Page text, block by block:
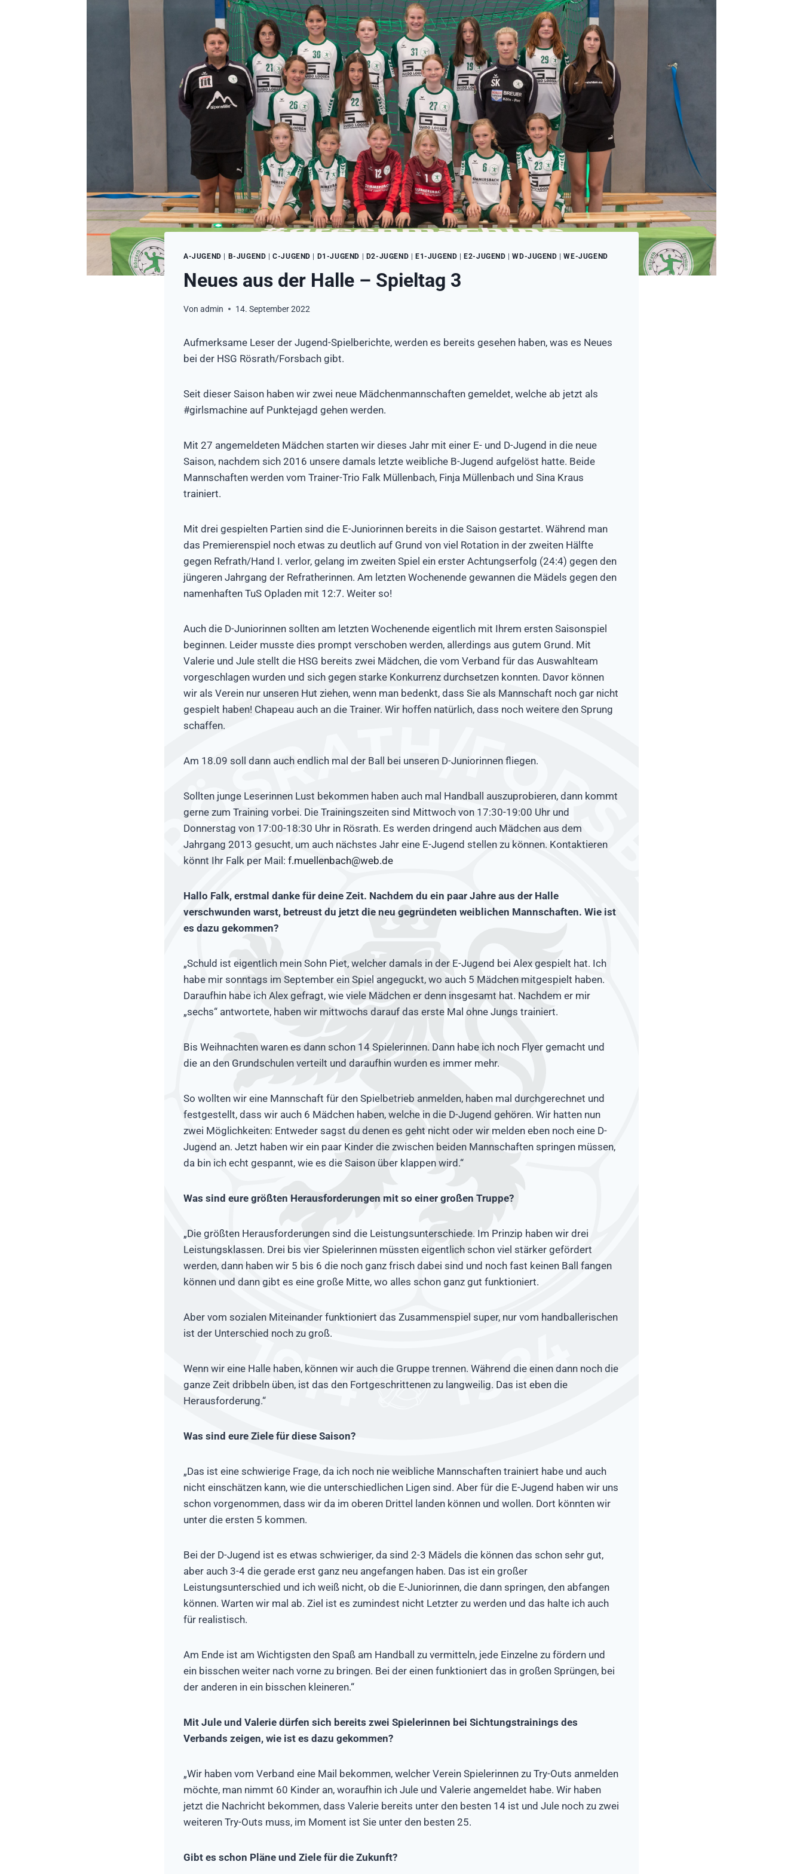
A-JUGEND B-JUGEND |C-JUGEND D1-JUGEND D2-JUGEND E1-JUGEND E2-JUGEND |WD-JUGEND |WE-JUGEND
Neues aus der Halle – Spieltag 3
Von admin 14. September 2022
Aufmerksame Leser der Jugend-Spielberichte, werden es bereits gesehen haben, was es Neues
bei der HSG Rösrath/Forsbach gibt.
Seit dieser Saison haben wir zwei neue Mädchenmannschaften gemeldet, welche ab jetzt als
#girlsmachine auf Punktejagd gehen werden.
Mit 27 angemeldeten Mädchen starten wir dieses Jahr mit einer E- und D-Jugend in die neue
Saison, nachdem sich 2016 unsere damals letzte weibliche B-Jugend aufgelöst hatte. Beide
Mannschaften werden vom Trainer-Trio Falk Müllenbach, Finja Müllenbach und Sina Kraus
trainiert.
Mit drei gespielten Partien sind die E-Juniorinnen bereits in die Saison gestartet. Während man
das Premierenspiel noch etwas zu deutlich auf Grund von viel Rotation in der zweiten Hälfte
gegen Refrath/Hand I. verlor, gelang im zweiten Spiel ein erster Achtungserfolg (24:4) gegen den
jüngeren Jahrgang der Refratherinnen. Am letzten Wochenende gewannen die Mädels gegen den
namenhaften TuS Opladen mit 12:7. Weiter so!
Auch die D-Juniorinnen sollten am letzten Wochenende eigentlich mit Ihrem ersten Saisonspiel
beginnen. Leider musste dies prompt verschoben werden, allerdings aus gutem Grund. Mit
Valerie und Jule stellt die HSG bereits zwei Mädchen, die vom Verband für das Auswahlteam
vorgeschlagen wurden und sich gegen starke Konkurrenz durchsetzen konnten. Davor können
wir als Verein nur unseren Hut ziehen, wenn man bedenkt, dass Sie als Mannschaft noch gar nicht
gespielt haben! Chapeau auch an die Trainer. Wir hoffen natürlich, dass noch weitere den Sprung
schaffen.
Am 18.09 soll dann auch endlich mal der Ball bei unseren D-Juniorinnen fliegen.
Sollten junge Leserinnen Lust bekommen haben auch mal Handball auszuprobieren, dann kommt
gerne zum Training vorbei. Die Trainingszeiten sind Mittwoch von 17:30-19:00 Uhr und
Donnerstag von 17:00-18:30 Uhr in Rösrath. Es werden dringend auch Mädchen aus dem
Jahrgang 2013 gesucht, um auch nächstes Jahr eine E-Jugend stellen zu können. Kontaktieren
könnt Ihr Falk per Mail: f.muellenbach@web.de
Hallo Falk, erstmal danke für deine Zeit. Nachdem du ein paar Jahre aus der Halle
verschwunden warst, betreust du jetzt die neu gegründeten weiblichen Mannschaften. Wie ist
es dazu gekommen?
„Schuld ist eigentlich mein Sohn Piet, welcher damals in der E-Jugend bei Alex gespielt hat. Ich
habe mir sonntags im September ein Spiel angeguckt, wo auch 5 Mädchen mitgespielt haben.
Daraufhin habe ich Alex gefragt, wie viele Mädchen er denn insgesamt hat. Nachdem er mir
„sechs“ antwortete, haben wir mittwochs darauf das erste Mal ohne Jungs trainiert.
Bis Weihnachten waren es dann schon 14 Spielerinnen. Dann habe ich noch Flyer gemacht und
die an den Grundschulen verteilt und daraufhin wurden es immer mehr.
So wollten wir eine Mannschaft für den Spielbetrieb anmelden, haben mal durchgerechnet und
festgestellt, dass wir auch 6 Mädchen haben, welche in die D-Jugend gehören. Wir hatten nun
zwei Möglichkeiten: Entweder sagst du denen es geht nicht oder wir melden eben noch eine D-
Jugend an. Jetzt haben wir ein paar Kinder die zwischen beiden Mannschaften springen müssen,
da bin ich echt gespannt, wie es die Saison über klappen wird.“
Was sind eure größten Herausforderungen mit so einer großen Truppe?
„Die größten Herausforderungen sind die Leistungsunterschiede. Im Prinzip haben wir drei
Leistungsklassen. Drei bis vier Spielerinnen müssten eigentlich schon viel stärker gefördert
werden, dann haben wir 5 bis 6 die noch ganz frisch dabei sind und noch fast keinen Ball fangen
können und dann gibt es eine große Mitte, wo alles schon ganz gut funktioniert.
Aber vom sozialen Miteinander funktioniert das Zusammenspiel super, nur vom handballerischen
ist der Unterschied noch zu groß.
Wenn wir eine Halle haben, können wir auch die Gruppe trennen. Während die einen dann noch die
ganze Zeit dribbeln üben, ist das den Fortgeschrittenen zu langweilig. Das ist eben die
Herausforderung.“
Was sind eure Ziele für diese Saison?
„Das ist eine schwierige Frage, da ich noch nie weibliche Mannschaften trainiert habe und auch
nicht einschätzen kann, wie die unterschiedlichen Ligen sind. Aber für die E-Jugend haben wir uns
schon vorgenommen, dass wir da im oberen Drittel landen können und wollen. Dort könnten wir
unter die ersten 5 kommen.
Bei der D-Jugend ist es etwas schwieriger, da sind 2-3 Mädels die können das schon sehr gut,
aber auch 3-4 die gerade erst ganz neu angefangen haben. Das ist ein großer
Leistungsunterschied und ich weiß nicht, ob die E-Juniorinnen, die dann springen, den abfangen
können. Warten wir mal ab. Ziel ist es zumindest nicht Letzter zu werden und das halte ich auch
für realistisch.
Am Ende ist am Wichtigsten den Spaß am Handball zu vermitteln, jede Einzelne zu fördern und
ein bisschen weiter nach vorne zu bringen. Bei der einen funktioniert das in großen Sprüngen, bei
der anderen in ein bisschen kleineren.“
Mit Jule und Valerie dürfen sich bereits zwei Spielerinnen bei Sichtungstrainings des
Verbands zeigen, wie ist es dazu gekommen?
„Wir haben vom Verband eine Mail bekommen, welcher Verein Spielerinnen zu Try-Outs anmelden
möchte, man nimmt 60 Kinder an, woraufhin ich Jule und Valerie angemeldet habe. Wir haben
jetzt die Nachricht bekommen, dass Valerie bereits unter den besten 14 ist und Jule noch zu zwei
weiteren Try-Outs muss, im Moment ist Sie unter den besten 25.
Gibt es schon Pläne und Ziele für die Zukunft?